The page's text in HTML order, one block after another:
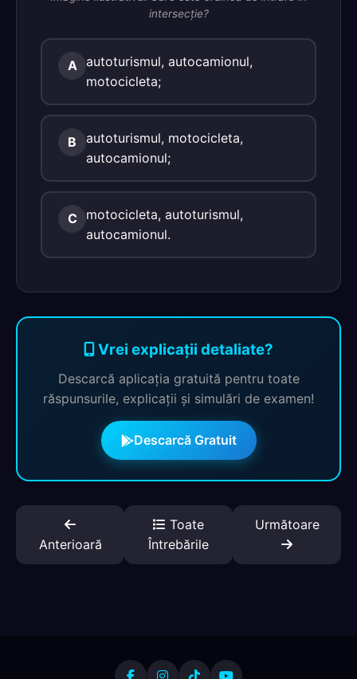
intersecţie?
A autoturismul, autocamionul,
motocicleta;
B
autoturismul, motocicleta,
autocamionul;
C
motocicleta, autoturismul,
autocamionul.
Vrei explicații detaliate?
Descarcă aplicația gratuită pentru toate
răspunsurile, explicații și simulări de examen!
Descarcă Gratuit
Anterioară
Toate
Întrebările
Următoare